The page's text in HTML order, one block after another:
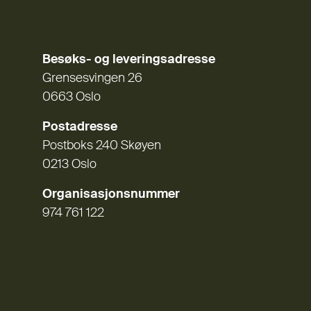
Besøks- og leveringsadresse
Grensesvingen 26
0663 Oslo
Postadresse
Postboks 240 Skøyen
0213 Oslo
Organisasjonsnummer
974 761 122